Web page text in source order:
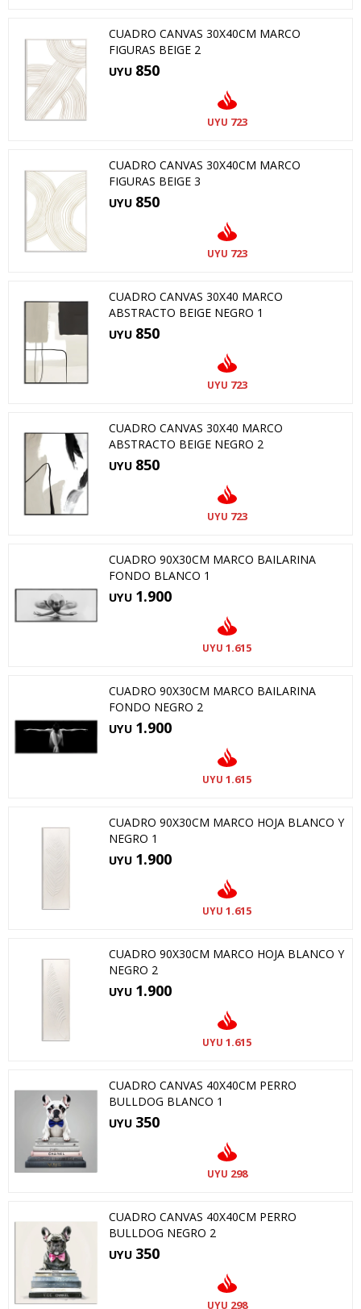
CUADRO CANVAS 30X40CM MARCO
FIGURAS BEIGE 2
UYU 850
UYU 723
CUADRO CANVAS 30X40CM MARCO
FIGURAS BEIGE 3
UYU 850
UYU 723
CUADRO CANVAS 30X40 MARCO
ABSTRACTO BEIGE NEGRO 1
UYU 850
UYU 723
CUADRO CANVAS 30X40 MARCO
ABSTRACTO BEIGE NEGRO 2
UYU 850
UYU 723
CUADRO 90X30CM MARCO BAILARINA
FONDO BLANCO 1
UYU 1.900
UYU 1.615
CUADRO 90X30CM MARCO BAILARINA
FONDO NEGRO 2
UYU 1.900
UYU 1.615
CUADRO 90X30CM MARCO HOJA BLANCO Y
NEGRO 1
UYU 1.900
UYU 1.615
CUADRO 90X30CM MARCO HOJA BLANCO Y
NEGRO 2
UYU 1.900
UYU 1.615
CUADRO CANVAS 40X40CM PERRO
BULLDOG BLANCO 1
UYU 350
UYU 298
CUADRO CANVAS 40X40CM PERRO
BULLDOG NEGRO 2
UYU 350
UYU 298